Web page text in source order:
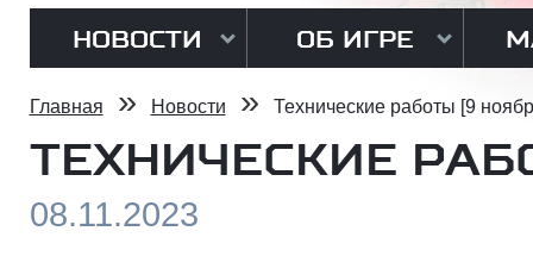
НОВОСТИ ОБ ИГРЕ
Главная » Новости » Технические работы [9
ТЕХНИЧЕСКИЕ
08.11.2023